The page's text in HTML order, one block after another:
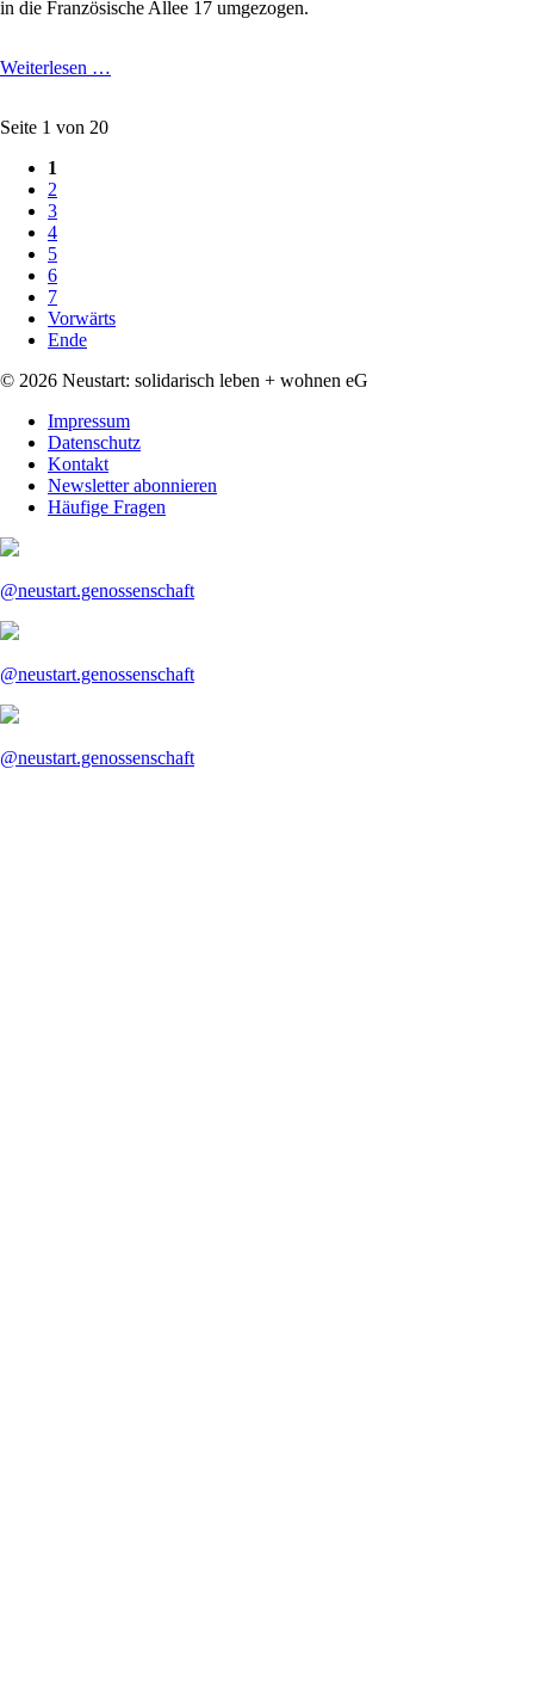
in die Französische Allee 17 umgezogen.
Weiterlesen …
Seite 1 von 20
1
2
3
4
5
6
7
Vorwärts
Ende
© 2026 Neustart: solidarisch leben + wohnen eG
überspringen
Impressum
Datenschutz
Kontakt
Newsletter abonnieren
Häufige Fragen
@neustart.genossenschaft
@neustart.genossenschaft
@neustart.genossenschaft